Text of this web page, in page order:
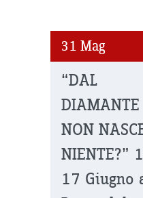
31 Mag
“DAL
DIAMANTE
NON
NIENTE?”
17 Giugno